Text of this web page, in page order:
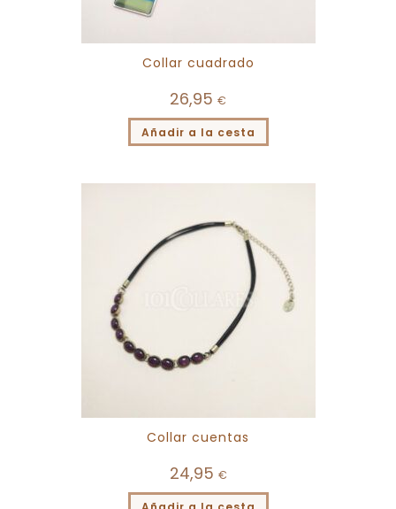
Collar cuadrado
26,95 €
Añadir a la cesta
Collar cuentas
24,95 €